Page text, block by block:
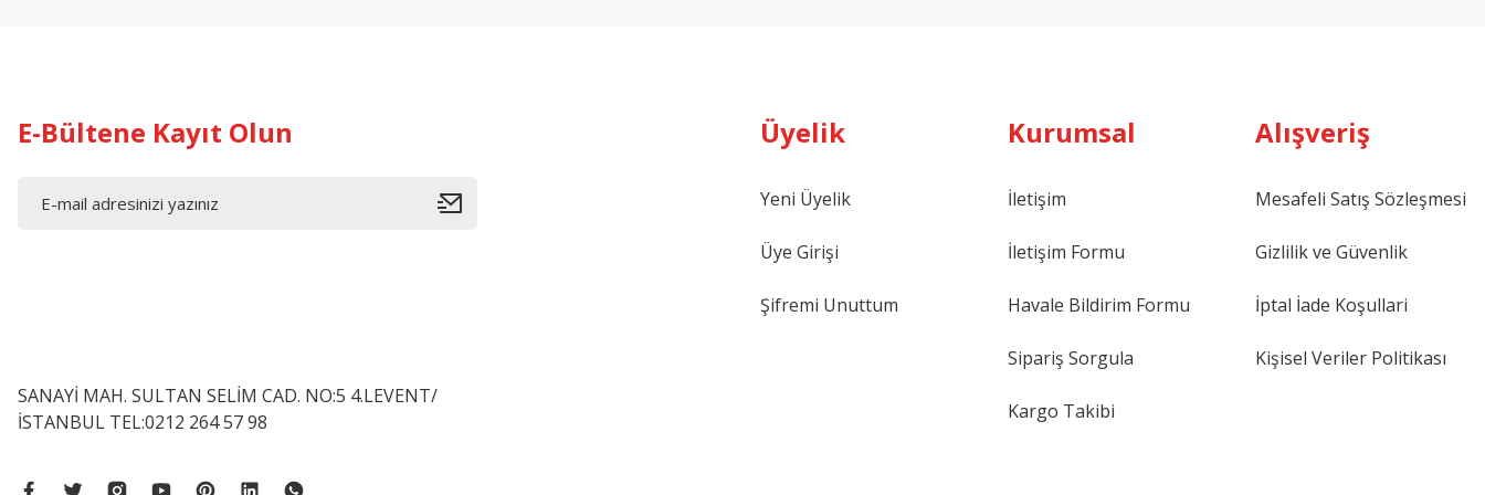
E-Bültene Kayıt Olun
SANAYİ MAH. SULTAN SELİM CAD. NO:5 4.LEVENT/
İSTANBUL TEL:0212 264 57 98
Üyelik
Yeni Üyelik
Üye Girişi
Şifremi Unuttum
Kurumsal
İletişim
İletişim Formu
Havale Bildirim Formu
Sipariş Sorgula
Kargo Takibi
Alışveriş
Mesafeli Satış Sözleşmesi
Gizlilik ve Güvenlik
İptal İade Koşullari
Kişisel Veriler Politikası